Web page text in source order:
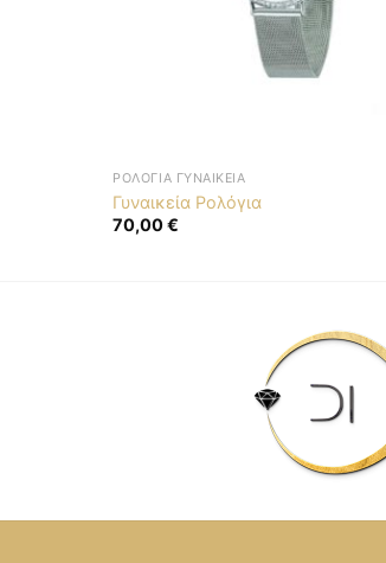
ΡΟΛΌΓΙΑ ΓΥΝΑΙΚΕΊΑ
Γυναικεία Ρολόγια
70,00€